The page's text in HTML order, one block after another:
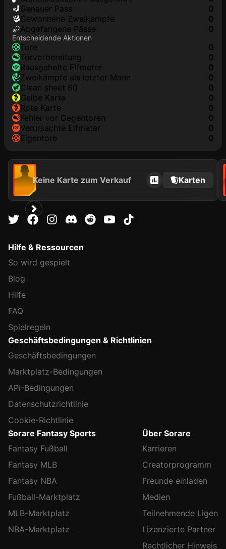
genauer Pass
0
Gewonnene Zweikämpfe
0
Abgefangene Pässe
0
Entscheidende Aktionen
Tore
0
Torvorbereitung
0
rausgeholte Elfmeter
0
Zweikämpfe als letzter Mann
0
clean sheet 60
0
gelbe Karte
0
rote Karte
0
Fehler vor Gegentoren
0
Verursachte Elfmeter
0
Eigentore
0
Keine Karte zum Verkauf Karten
Hilfe & Ressourcen
So wird gespielt
Blog
Hilfe
FAQ
Spielregeln
Geschäftsbedingungen & Richtlinien
Geschäftsbedingungen
Marktplatz-Bedingungen
API-Bedingungen
Datenschutzrichtlinie
Cookie-Richtlinie
Sorare Fantasy Sports
Fantasy Fußball
Fantasy MLB
Fantasy NBA
Fußball-Marktplatz
MLB-Marktplatz
NBA-Marktplatz
Über Sorare
Karrieren
Creatorprogramm
Freunde einladen
Medien
Teilnehmende Ligen
Lizenzierte Partner
Rechtlicher Hinweis